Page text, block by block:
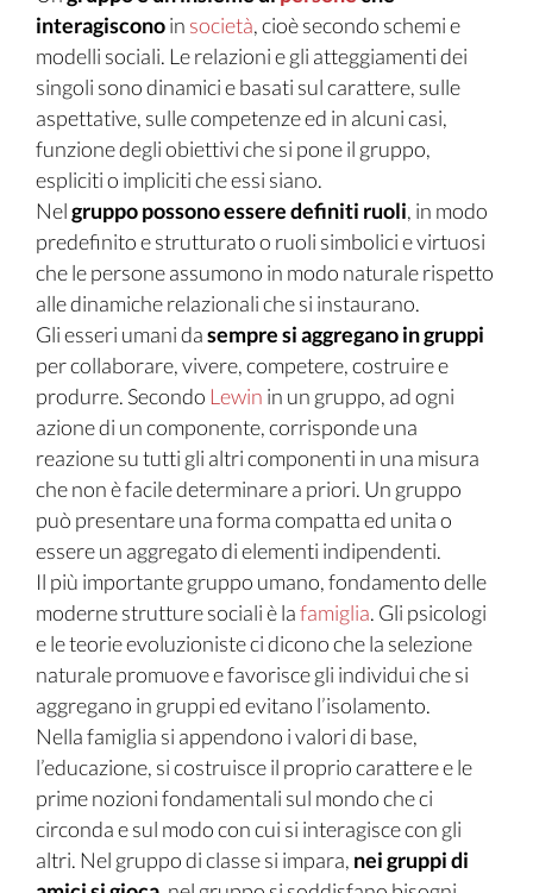
interagisconoin società, cioè secondo schemi e
modelli sociali. Le relazioni e gli atteggiamenti dei
singoli sono dinamici e basati sul carattere, sulle
aspettative, sulle competenze ed in alcuni casi,
funzione degli obiettivi che si pone il gruppo,
espliciti o impliciti che essi siano.
Nelgruppo possono essere definiti ruoli, in modo
predefinito e strutturato o ruoli simbolici e virtuosi
che le persone assumono in modo naturale rispetto
alle dinamiche relazionali che si instaurano.
Gli esseri umani dasempre si aggregano in gruppi
per collaborare, vivere, competere, costruire e
produrre. Secondo Lewin in un gruppo, ad ogni
azione di un componente, corrisponde una
reazione su tutti gli altri componenti in una misura
che non è facile determinare a priori. Un gruppo
può presentare una forma compatta ed unita o
essere un aggregato di elementi indipendenti.
Il più importante gruppo umano, fondamento delle
moderne strutture sociali è lafamiglia. Gli psicologi
e le teorie evoluzioniste ci dicono che la selezione
naturale promuove e favorisce gli individui che si
aggregano in gruppi ed evitano l’isolamento.
Nella famiglia si appendono i valori di base,
l’educazione, si costruisce il proprio carattere e le
prime nozioni fondamentali sul mondo che ci
circonda e sul modo con cui si interagisce con gli
altri. Nel gruppo di classe si impara, nei gruppi di